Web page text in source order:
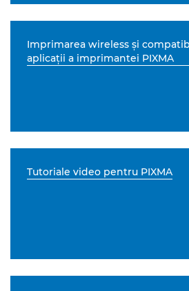
Imprimarea wireless şi
aplicaţii a imprimantei PIXMA
Tutoriale video pentru PIXMA